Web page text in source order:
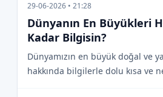
29-06-2026 • 21:28
Dünyanın En Büyükleri
Kadar Bilgisin?
Dünyamızın en büyük doğal ve
hakkında bilgilerle dolu kısa ve